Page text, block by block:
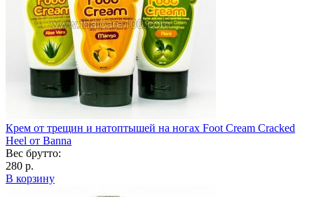
Крем от трещин и натоптышей на ногах Foot Cream Cracked
Heel от Banna
Вес брутто:
280 р.
В корзину